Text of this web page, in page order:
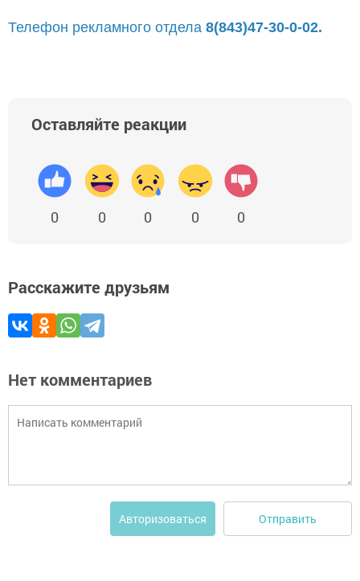
Телефон рекламного отдела 8(843)47-30-0-02.
Оставляйте реакции
0 0 0 0 0
Расскажите друзьям
Нет комментариев
Авторизоваться Отправить